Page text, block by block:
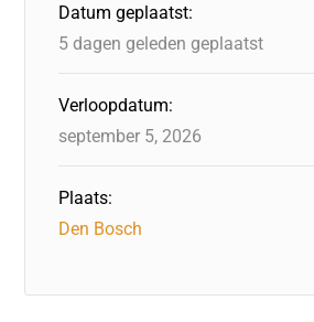
Datum geplaatst:
5 dagen geleden geplaatst
Verloopdatum:
september 5, 2026
Plaats:
Den Bosch